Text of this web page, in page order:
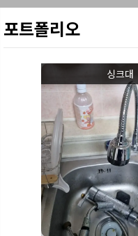
포트폴리오
싱크대